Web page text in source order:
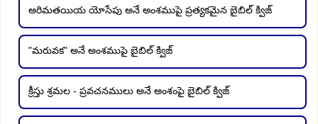
అరిమతయియ యోసేపు అనే అంశముపై ప్రత్యకమైన బైబిల్ క్విజ్
"మరువక" అనే అంశముపై బైబిల్ క్విజ్
క్రీస్తు శ్రమల - ప్రవచనములు అనే అంశంపై బైబిల్ క్విజ్